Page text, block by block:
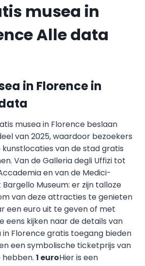
musea in
Alle data
in Florence in
musea in Florence beslaan
van 2025, waardoor bezoekers
van de stad gratis
Van de Galleria degli Uffizi tot
en van de Medici-
Museum: er zijn talloze
van deze attracties te genieten
een euro uit te geven of met
eens kijken naar de details van
Florence gratis toegang bieden
een symbolische ticketprijs van
hebben. 1 euroHier is een